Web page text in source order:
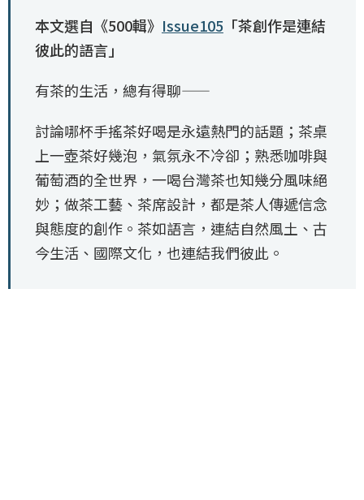
本文選自《500輯》 Issue105 「茶創作是連結
彼此的語言」
有茶的生活，總有得聊——
討論哪杯手搖茶好喝是永遠熱門的話題；茶桌
上一壺茶好幾泡，氣氛永不冷卻；熟悉咖啡與
葡萄酒的全世界，一喝台灣茶也知幾分風味絕
妙；做茶工藝、茶席設計，都是茶人傳遞信念
與態度的創作。茶如語言，連結自然風土、古
今生活、國際文化，也連結我們彼此。